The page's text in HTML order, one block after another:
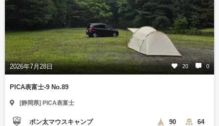
2026年7月28日 20 0
PICA表富士-9 No.89
[静岡県] PICA表富士
ポン太マウスキャンプ 90 64